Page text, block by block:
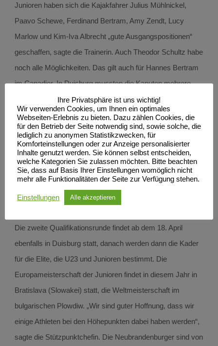
Junioren haben sich die Kajakfahrer Julius Mühlnickel,
Paavo Schewe, Ferdinand Bertram, Amy Zendt, Lucy
Marlow und Kim-Iva Albrecht „gute Ausgangspositionen“
geschaffen, sagte die Trainerin. Auch Theodor Schultz habe
noch alle Möglichkeiten. Das gilt auch für Hannes Bertram
im Canadier. In Duisburg mussten die Kanuten mehrere
Rennen bestreiten.
Noch nicht ganz nach Wunsch lief die Qualifikation für U23-
Frau Wiebke Glamm. „Wiebke hat sich von Rennen zu
Rennen gesteigert, aber noch nicht das zeigen können,
was sie im Training schon gezeigt hat“, sagte Lisa Schiffer
sich Wiebke steigern.“
Die zweite Qualifikationsrunde findet ab dem 18. April
ebenfalls in Duisburg statt, danach werden dann die Kader
für die Elite, die U23 und Junioren bestimmt. Die
Europameisterschaft der Junioren findet in diesem Jahr in
Bratislava (Slowakei) statt, die Weltmeisterschaft im
bulgarischen Plowdiw. „Wir sind guter Hoffnung, dass wir
einige Athleten bei den Höhepunkten dabei haben werden“,
sagte die Stützpunktchefin. Die Neubrandenburger sind von
Ihre Privatsphäre ist uns wichtig!
Wir verwenden Cookies, um Ihnen ein optimales
Webseiten-Erlebnis zu bieten. Dazu zählen Cookies, die
für den Betrieb der Seite notwendig sind, sowie solche, die
lediglich zu anonymen Statistikzwecken, für
Komforteinstellungen oder zur Anzeige personalisierter
Inhalte genutzt werden. Sie können selbst entscheiden,
welche Kategorien Sie zulassen möchten. Bitte beachten
Sie, dass auf Basis Ihrer Einstellungen womöglich nicht
mehr alle Funktionalitäten der Seite zur Verfügung stehen.
Einstellungen Alle akzeptieren